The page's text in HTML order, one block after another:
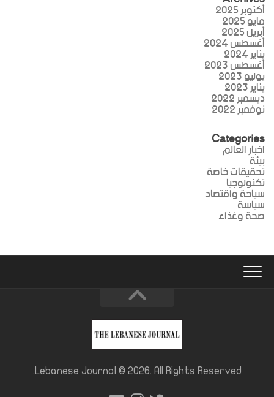
أكتوبر 2025
مايو 2025
أبريل 2025
أغسطس 2024
يناير 2024
أغسطس 2023
يوليو 2023
يناير 2023
ديسمبر 2022
نوفمبر 2022
Categories
اخبار العالم
بيئة
تحقيقات خاصة
تكنولوجيا
سياحة واقتصاد
سياسة
صحة وغذاء
Lebanese Journal © 2026. All Rights Reserved.